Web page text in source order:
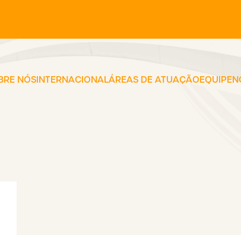
NÓSINTERNACIONALÁREAS DE ATUAÇÃOEQUIPE